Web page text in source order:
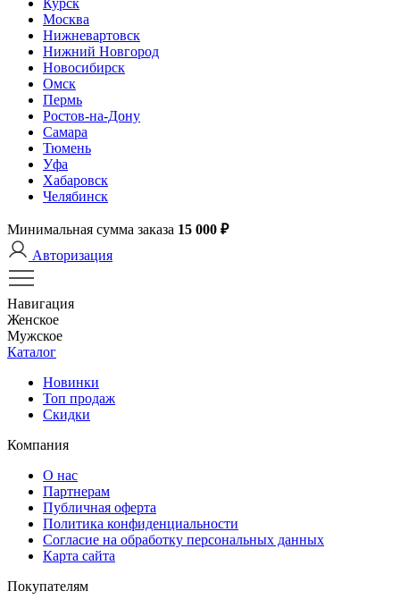
Курск
Москва
Нижневартовск
Нижний Новгород
Новосибирск
Омск
Пермь
Ростов-на-Дону
Самара
Тюмень
Уфа
Хабаровск
Челябинск
Минимальная сумма заказа 15 000 ₽
Авторизация
Навигация
Женское
Мужское
Каталог
Новинки
Топ продаж
Скидки
Компания
О нас
Партнерам
Публичная оферта
Политика конфиденциальности
Согласие на обработку персональных данных
Карта сайта
Покупателям